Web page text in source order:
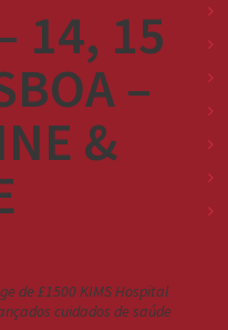
14, 15
–
&
de £1500 KIMS Hospital
cuidados de saúde